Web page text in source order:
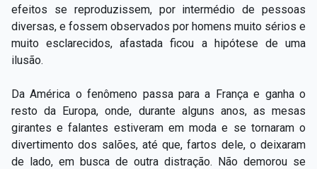
efeitos se reproduzissem, por intermédio de pessoas
diversas, e fossem observados por homens muito sérios e
muito esclarecidos, afastada ficou a hipótese de uma
ilusão.
Da América o fenômeno passa para a França e ganha o
resto da Europa, onde, durante alguns anos, as mesas
girantes e falantes estiveram em moda e se tornaram o
divertimento dos salões, até que, fartos dele, o deixaram
de lado, em busca de outra distração. Não demorou se